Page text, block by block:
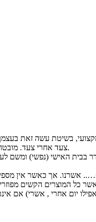
ופשוט ובעיקר מקצועי, בשיטת
צעד אחרי צעד. מובטח לכן מטבח כמו שלא חלמתן אפילו.
בבית האישי (נפשי) ומשם